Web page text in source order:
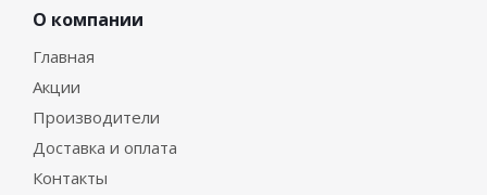
О компании
Главная
Акции
Производители
Доставка и оплата
Контакты